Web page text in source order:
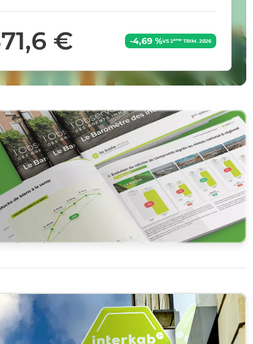
€ -4,69 %VS 2èmeTRIM. 2026